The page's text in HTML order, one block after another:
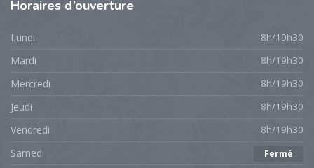
Horaires d’ouverture
Lundi 8h/19h30
Mardi 8h/19h30
Mercredi 8h/19h30
Jeudi 8h/19h30
Vendredi 8h/19h30
Samedi Fermé